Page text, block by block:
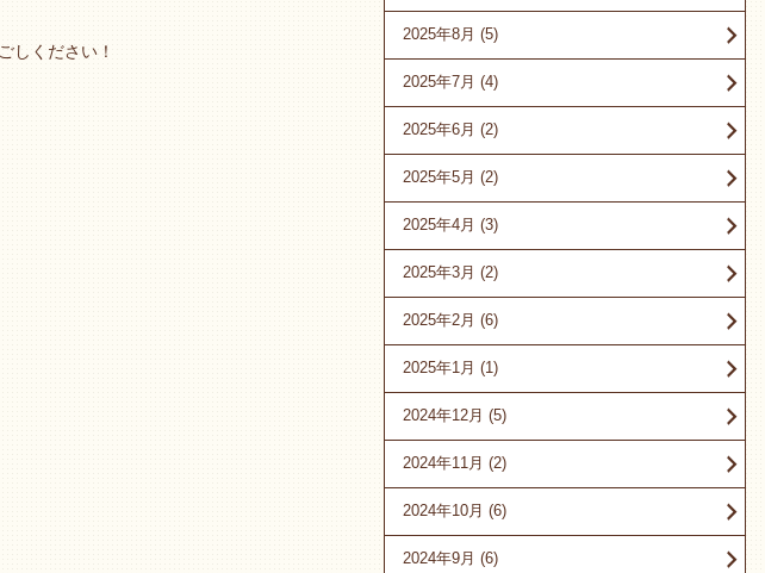
しください！
2025年8月 (5)
2025年7月 (4)
2025年6月 (2)
2025年5月 (2)
2025年4月 (3)
2025年3月 (2)
2025年2月 (6)
2025年1月 (1)
2024年12月 (5)
2024年11月 (2)
2024年10月 (6)
2024年9月 (6)